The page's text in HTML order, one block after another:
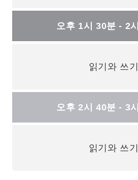
오후 1시 30분 - 2
읽기와 쓰기
오후 2시 40분 - 3
읽기와 쓰기